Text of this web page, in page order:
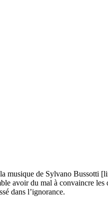
musique de Sylvano Bussotti
avoir du mal à convaincre les
dans l’ignorance.